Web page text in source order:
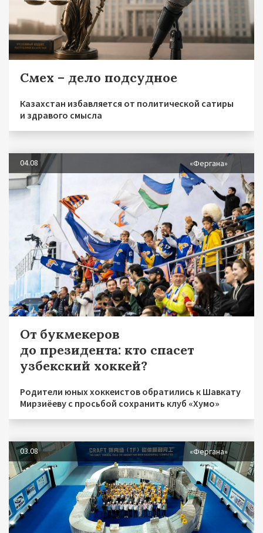
Смех – дело подсудное
Казахстан избавляется от политической сатиры
и здравого смысла
04.08 «Фергана»
От букмекеров
до президента: кто спасет
узбекский хоккей?
Родители юных хоккеистов обратились к Шавкату
Мирзиёеву с просьбой сохранить клуб «Хумо»
03.08 «Фергана»